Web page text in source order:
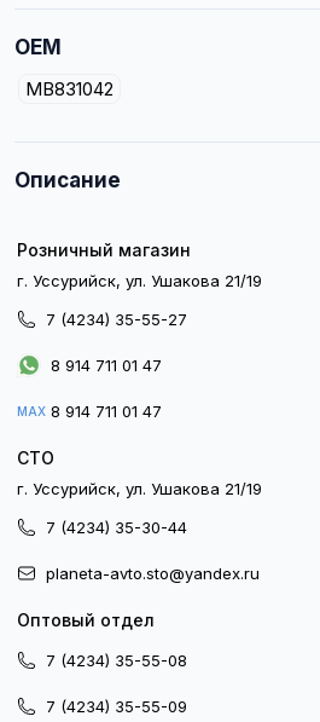
OEM
MB831042
Описание
Розничный магазин
г. Уссурийск, ул. Ушакова 21/19
7 (4234) 35-55-27
8 914 711 01 47
MAX 8 914 711 01 47
СТО
г. Уссурийск, ул. Ушакова 21/19
7 (4234) 35-30-44
planeta-avto.sto@yandex.ru
Оптовый отдел
7 (4234) 35-55-08
7 (4234) 35-55-09